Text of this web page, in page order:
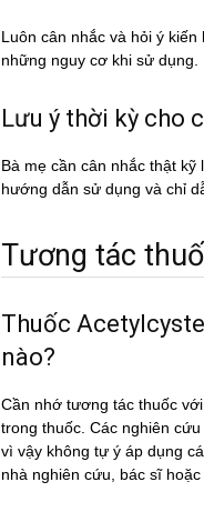
Luôn cân nhắc và hỏi ý
những nguy cơ khi sử dụng.
Lưu ý thời kỳ cho
Bà mẹ cần cân nhắc thật
hướng dẫn sử dụng và chỉ
Tương tác
Thuốc
nào?
Cần nhớ tương tác thuốc
trong thuốc. Các nghiên
vì vậy không tự ý áp dụng
nhà nghiên cứu, bác sĩ